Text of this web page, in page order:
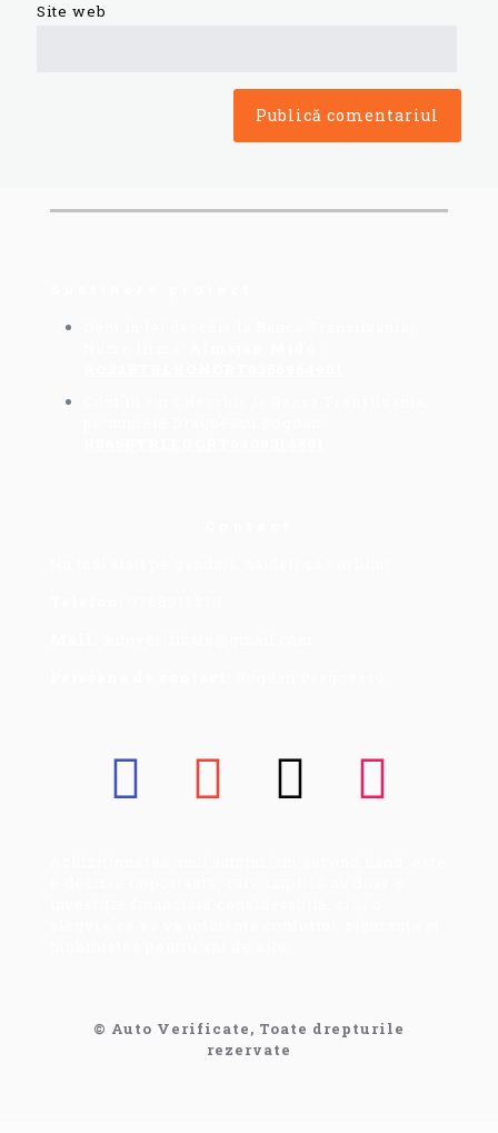
Site web
© Auto Verificate, Toate drepturile
rezervate